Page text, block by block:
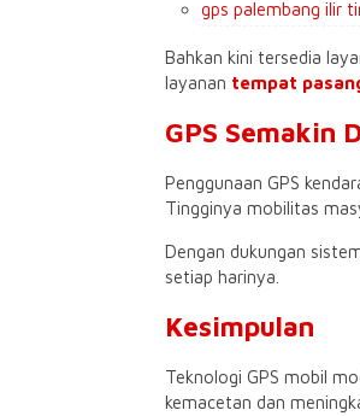
gps palembang ilir
Bahkan kini tersedia
layanan tempat
GPS Semakin
Penggunaan GPS
Tingginya mobilitas
Dengan dukungan
setiap harinya.
Kesimpulan
Teknologi GPS mobil
kemacetan dan